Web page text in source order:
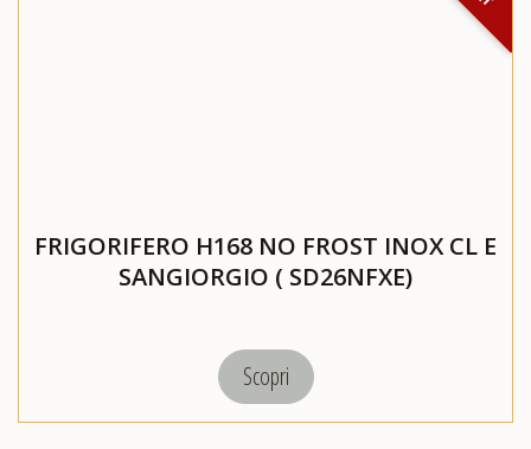
NEWS
FRIGORIFERO H168 NO FROST INOX CL E
SANGIORGIO ( SD26NFXE)
Scopri